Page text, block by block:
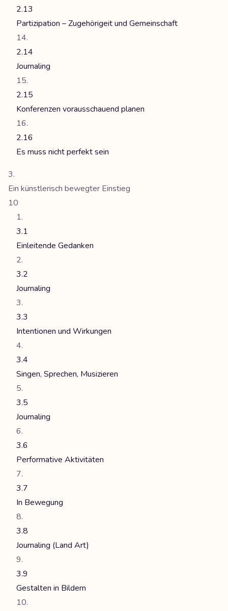
2.13
Partizipation – Zugehörigeit und Gemeinschaft
2.14
Journaling
2.15
Konferenzen vorausschauend planen
2.16
Es muss nicht perfekt sein
Ein künstlerisch bewegter Einstieg
10
3.1
Einleitende Gedanken
3.2
Journaling
3.3
Intentionen und Wirkungen
3.4
Singen, Sprechen, Musizieren
3.5
Journaling
3.6
Performative Aktivitäten
3.7
In Bewegung
3.8
Journaling (Land Art)
3.9
Gestalten in Bildern